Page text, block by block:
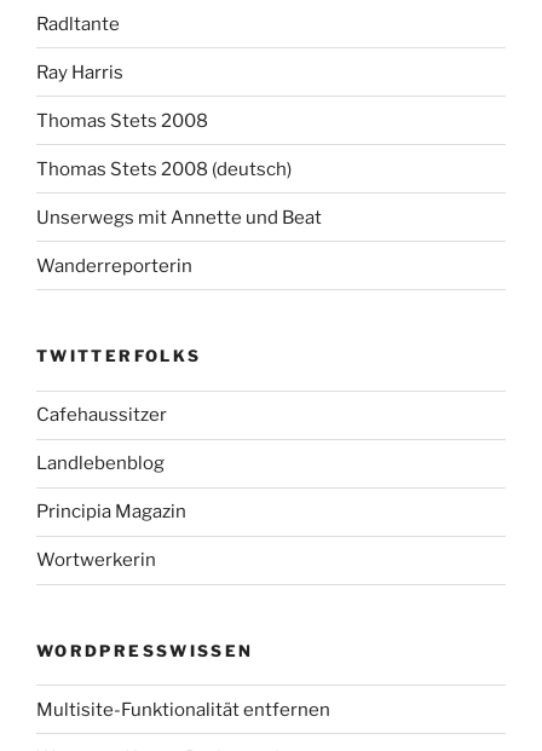
Radltante
Ray Harris
Thomas Stets 2008
Thomas Stets 2008 (deutsch)
Unserwegs mit Annette und Beat
Wanderreporterin
TWITTERFOLKS
Cafehaussitzer
Landlebenblog
Principia Magazin
Wortwerkerin
WORDPRESSWISSEN
Multisite-Funktionalität entfernen